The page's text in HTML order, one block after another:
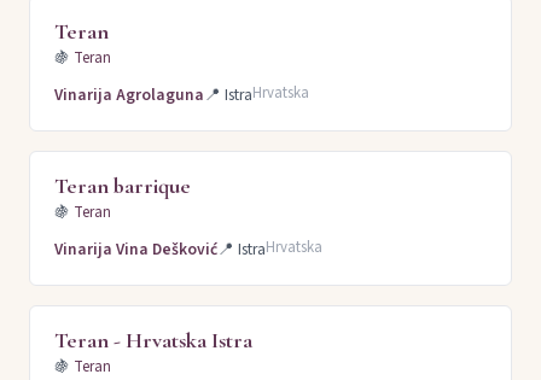
Teran
🍇 Teran
Vinarija Agrolaguna📍 IstraHrvatska
Teran barrique
🍇 Teran
Vinarija Vina Dešković📍 IstraHrvatska
Teran - Hrvatska Istra
🍇 Teran